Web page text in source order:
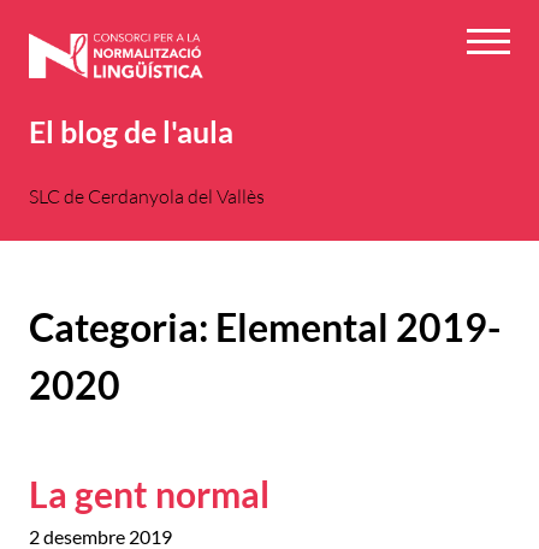
El blog de l'aula
SLC de Cerdanyola del Vallès
Categoria: Elemental 2019-
2020
La gent normal
2 desembre 2019